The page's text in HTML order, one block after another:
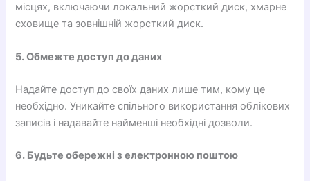
місцях, включаючи локальний жорсткий диск, хмарне
сховище та зовнішній жорсткий диск.
5. Обмежте доступ до даних
Надайте доступ до своїх даних лише тим, кому це
необхідно. Уникайте спільного використання облікових
записів і надавайте найменші необхідні дозволи.
6. Будьте обережні з електронною поштою